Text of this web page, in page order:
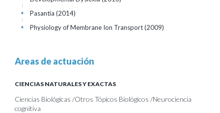
Pasantía (2014)
+
Physiology of Membrane Ion Transport(2009)
+
Areas de actuación
CIENCIAS NATURALES Y EXACTAS
Ciencias Biológicas /Otros Tópicos Biológicos /Neurociencia
cognitiva